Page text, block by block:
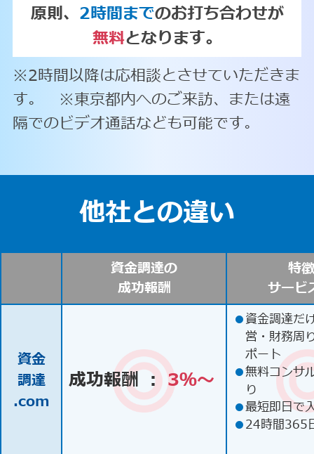
原則、 2時間までのお打ち合わせが
無料となります。
※2時間以降は応相談とさせていただきま
す。 ※東京都内へのご来訪、または遠
隔でのビデオ通話なども可能です。
他社との違い
資金調達の
成功報酬
特
サービ
資金
調達
.com
成功報酬 ： 3％〜
●資金調達だ
営・財務周
ポート
●無料コンサ
り
●最短即日で
●24時間365